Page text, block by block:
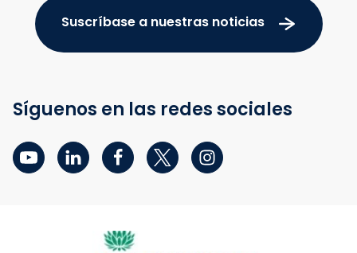
Suscríbase a nuestras noticias
Síguenos en las redes sociales